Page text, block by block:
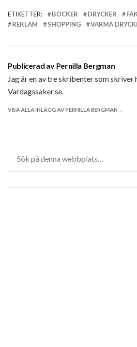
ETIKETTER: BÖCKER DRYCKER
REKLAM
SHOPPING VARMA
Publicerad av Pernilla Bergman
Jag är en av tre skribenter som skriver
Vardagssaker.se.
VISA ALLA INLÄGG AV PERNILLA BERGMAN
efter: